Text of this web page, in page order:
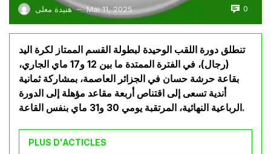
هنيدة معلى — Mai 11, 2025 0
تنطلق دورة اللقب الوحيدة لبطولة القسم الممتاز لكرة اليد
(رجال)، في الفترة الممتدة ما بين 12 و17 ماي الجاري،
بقاعة حرشة حسان في الجزائر العاصمة، بمشاركة ثمانية
أندية تسعى إلى اقتناص أربعة مقاعد مؤهلة إلى الدورة
الرباعية النهائية، المرتقبة يومي 30 و31 ماي بنفس القاعة.
PLUS D'ACTICLES